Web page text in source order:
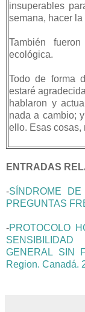
insuperables
semana, hacer
También
ecológica.
Todo de forma
estaré
hablaron y
nada a cambio;
ello. Esas cosas,
ENTRADAS
-SÍNDROME
PREGUNTAS
-PROTOCOLO
GENERAL SIN
Region. Canadá.